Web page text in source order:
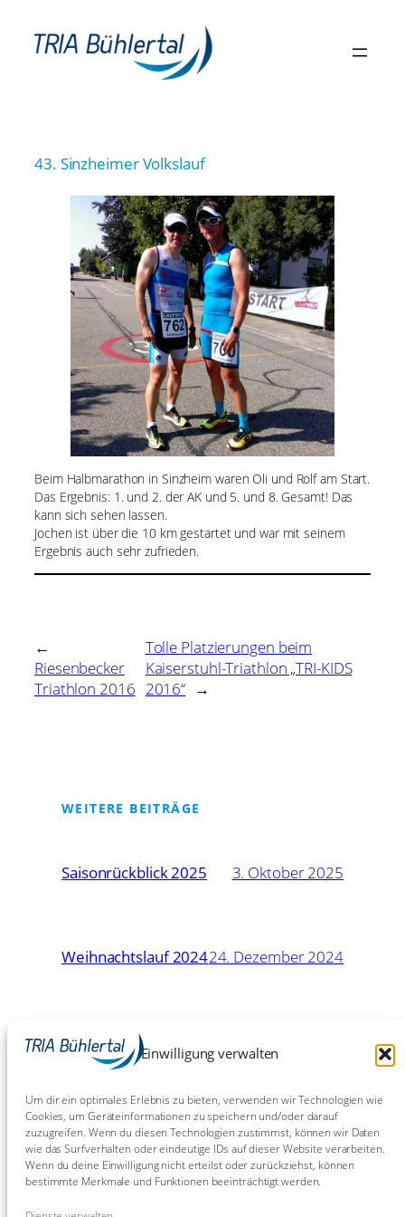
Einwilligung verwalten
Um dir ein optimales Erlebnis zu bieten, verwenden wir Technologien wie
Cookies, um Geräteinformationen zu speichern und/oder darauf
zuzugreifen. Wenn du diesen Technologien zustimmst, können wir Daten
wie das Surfverhalten oder eindeutige IDs auf dieser Website verarbeiten.
Wenn du deine Einwilligung nicht erteilst oder zurückziehst, können
bestimmte Merkmale und Funktionen beeinträchtigt werden.
Inhalt
springen
43. Sinzheimer Volkslauf
Beim Halbmarathon in Sinzheim waren Oli und Rolf am Start.
Das Ergebnis: 1. und 2. der AK und 5. und 8. Gesamt! Das
kann sich sehen lassen.
Jochen ist über die 10 km gestartet und war mit seinem
Ergebnis auch sehr zufrieden.
←
Riesenbecker
Triathlon 2016
Tolle Platzierungen beim
Kaiserstuhl-Triathlon „TRI-KIDS
2016“ →
WEITERE BEITRÄGE
Saisonrückblick 2025 3. Oktober 2025
Weihnachtslauf 202424. Dezember 2024
Eschborn-Frankfurt: Chaos
Chaos Chaos!
BW-Meisterschaften Sprint in
Bietigheim 2023
9. Juli
2023